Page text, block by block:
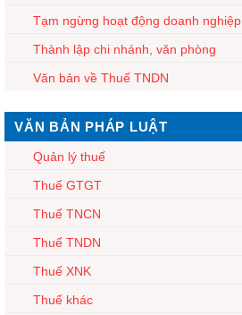
Tạm ngừng hoạt động doanh nghiệp
Thành lập chi nhánh, văn phòng
Văn bản về Thuế TNDN
VĂN BẢN PHÁP LUẬT
Quản lý thuế
Thuế GTGT
Thuế TNCN
Thuế TNDN
Thuế XNK
Thuế khác